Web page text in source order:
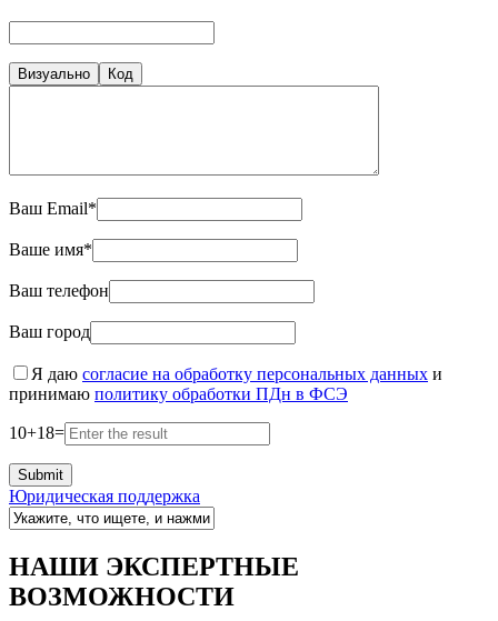
Визуально Код
Ваш Email*
Ваше имя*
Ваш телефон
Ваш город
Я даю согласие на обработку персональных данных и
принимаю политику обработки ПДн в ФСЭ
10+18=
Юридическая поддержка
НАШИ ЭКСПЕРТНЫЕ
ВОЗМОЖНОСТИ